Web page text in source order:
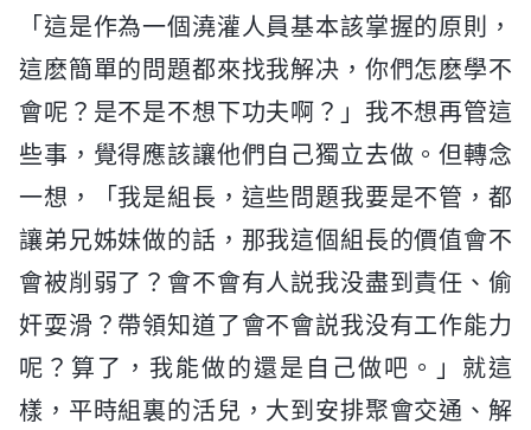
「這是作為一個澆灌人員基本該掌握的原則，
這麽簡單的問題都來找我解决，你們怎麽學不
會呢？是不是不想下功夫啊？」我不想再管這
些事，覺得應該讓他們自己獨立去做。但轉念
一想，「我是組長，這些問題我要是不管，都
讓弟兄姊妹做的話，那我這個組長的價值會不
會被削弱了？會不會有人説我没盡到責任、偷
奸耍滑？帶領知道了會不會説我没有工作能力
呢？算了，我能做的還是自己做吧。」就這
樣，平時組裏的活兒，大到安排聚會交通、解